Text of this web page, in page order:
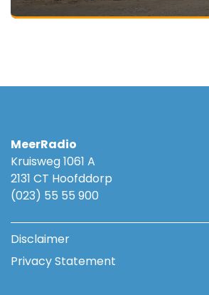
MeerRadio
Kruisweg 1061 A
2131 CT Hoofddorp
(023) 55 55 900
Disclaimer
Privacy Statement